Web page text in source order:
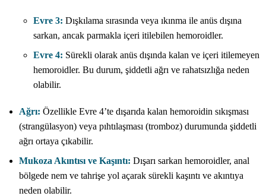
Evre 3: Dışkılama sırasında veya ıkınma ile anüs dışına
sarkan, ancak parmakla içeri itilebilen hemoroidler.
Evre 4: Sürekli olarak anüs dışında kalan ve içeri itilemeyen
hemoroidler. Bu durum, şiddetli ağrı ve rahatsızlığa neden
olabilir.
Ağrı: Özellikle Evre 4’te dışarıda kalan hemoroidin sıkışması
(strangülasyon) veya pıhtılaşması (tromboz) durumunda şiddetli
ağrı ortaya çıkabilir.
Mukoza Akıntısı ve Kaşıntı: Dışarı sarkan hemoroidler, anal
bölgede nem ve tahrişe yol açarak sürekli kaşıntı ve akıntıya
neden olabilir.